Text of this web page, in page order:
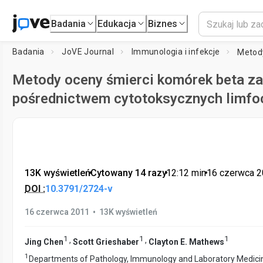
Badania Edukacja Biznes
Badania JoVE Journal Immunologia i infekcje
Metody oceny śmierci komórek beta za
pośrednictwem cytotoksycznych
13K wyświetleń•Cytowany 14 razy•12:12 min•16 czerwca
DOI :10.3791/2724-v
16 czerwca 2011 • 13K wyświetleń
Jing Chen1 , Scott Grieshaber1 , Clayton E. Mathews1
1 Departments of Pathology, Immunology and Laboratory